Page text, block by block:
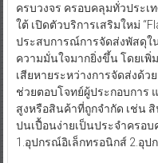
ครบวงจร ครอบคลุมทั่วประเ
ใต้ เปิดตัวบริการเสริมใหม่
ประสบการณ์การจัดส่งพัสดุ
ความมั่นใจมากยิ่งขึ้น โดยเ
เสียหายระหว่างการจัดส่งด้ว
ช่วยตอบโจทย์ผู้ประกอบการ
สูงหรือสินค้าที่ถูกจำกัด เช่น
ปนเปื้อนง่ายเป็นประจำครอ
1.อุปกรณ์อิเล็กทรอนิกส์ 2.อุป